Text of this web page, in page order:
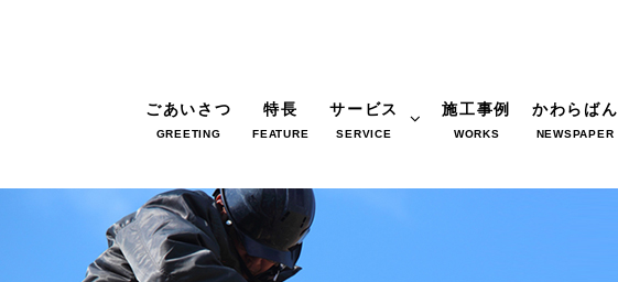
ごあいさつ
GREETING
特長
FEATURE
サービス
SERVICE
施工事例
WORKS
かわらばん
NEWSPAPER